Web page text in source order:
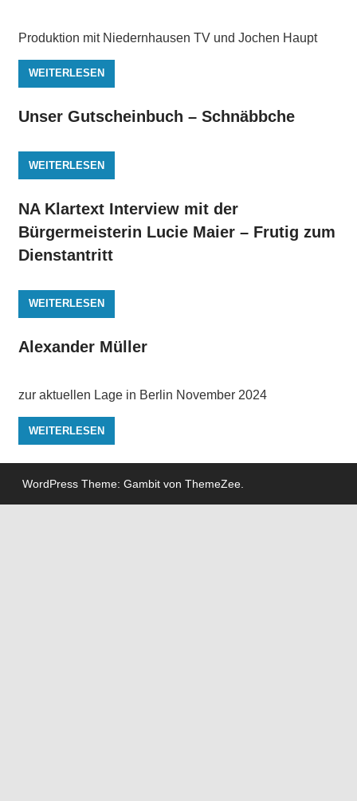
Produktion mit Niedernhausen TV und Jochen Haupt
WEITERLESEN
Unser Gutscheinbuch – Schnäbbche
WEITERLESEN
NA Klartext Interview mit der
Bürgermeisterin Lucie Maier – Frutig zum
Dienstantritt
WEITERLESEN
Alexander Müller
zur aktuellen Lage in Berlin November 2024
WEITERLESEN
WordPress Theme: Gambit von ThemeZee.